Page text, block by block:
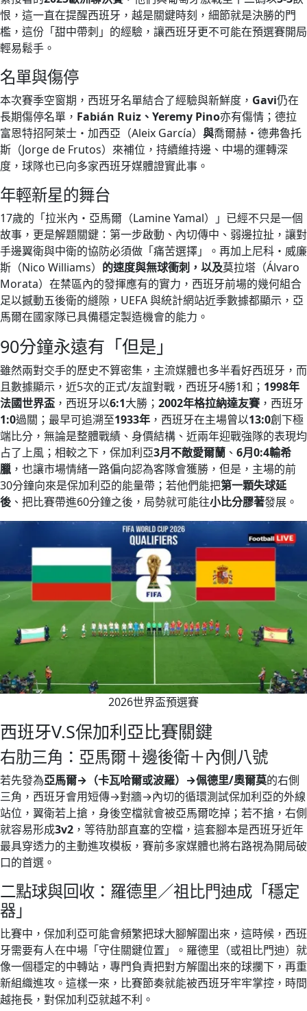
恨，這一直在提醒西班牙，越是關鍵時刻，細節就是決勝的門
檻，這份「甜中帶刺」的經驗，讓西班牙更不可能在預選賽開局
輕易鬆手。
名單與傷停
本次賽季空窗期，西班牙名單結合了經驗與新鮮度， Gavi仍在
長期傷停名單， Fabián Ruiz、Yeremy Pino亦有傷情；德拉
富恩特招阿萊士・加西亞（Aleix García） 與喬爾赫・德弗魯托
斯（Jorge de Frutos）來補位，持續維持邊、中場的運轉深
度，球隊也已向多家西班牙媒體證實此事。
年輕新星的舞台
17歲的「拉米內・亞馬爾（Lamine Yamal）」已經不只是一個
故事，更是解題關鍵：第一步啟動、內切傳中、弱邊拉扯，讓對
手邊翼衛與中衛的協防必須做「痛苦選擇」。再加上尼科・威廉
斯（Nico Williams） 的速度與無球衝刺，以及莫拉塔（Álvaro
Morata）在禁區內的發揮應有的實力，西班牙前場的幾何組合
足以撼動五後衛的縫隙，UEFA 與統計網站近季數據都顯示，亞
馬爾在國家隊已具備穩定製造機會的能力。
90分鐘永遠有「但是」
雖然兩對交手的歷史不算密集，主流媒體也多半看好西班牙，而
且數據顯示，近5次的正式/友誼對戰，西班牙4勝1和； 1998年
法國世界盃 ，西班牙以6:1大勝； 2002年格拉納達友賽 ，西班牙
1:0過關；最早可追溯至1933年 ，西班牙在主場曾以13:0創下極
端比分，無論是整體戰績、身價結構、近兩年迎戰強隊的表現均
占了上風；相較之下，保加利亞3月不敵愛爾蘭 、 6月0:4輸希
臘 ，也讓市場情緒一路偏向認為客隊會獲勝，但是，主場的前
30分鐘向來是保加利亞的能量帶；若他們能把第一顆失球延
後 、把比賽帶進60分鐘之後，局勢就可能往小比分膠著發展。
2026世界盃預選賽
西班牙V.S保加利亞比賽關鍵
右肋三角：亞馬爾＋邊後衛＋內側八號
若先發為亞馬爾→（卡瓦哈爾或波羅）→佩德里/奧爾莫的右側
三角，西班牙會用短傳→對牆→內切的循環測試保加利亞的外線
站位，翼衛若上搶，身後空檔就會被亞馬爾吃掉；若不搶，右側
就容易形成3v2 ，等待肋部直塞的空檔，這套腳本是西班牙近年
最具穿透力的主動進攻模板，賽前多家媒體也將右路視為開局破
口的首選。
二點球與回收：羅德里／祖比門迪成「穩定
器」
比賽中，保加利亞可能會頻繁把球大腳解圍出來，這時候，西班
牙需要有人在中場「守住關鍵位置」。羅德里（或祖比門迪）就
像一個穩定的中轉站，專門負責把對方解圍出來的球攔下，再重
新組織進攻。這樣一來，比賽節奏就能被西班牙牢牢掌控，時間
越拖長，對保加利亞就越不利。